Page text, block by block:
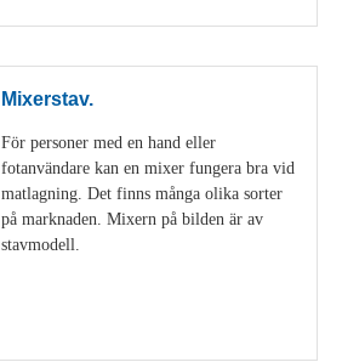
Mixerstav.
För personer med en hand eller
fotanvändare kan en mixer fungera bra vid
matlagning. Det finns många olika sorter
på marknaden. Mixern på bilden är av
stavmodell.